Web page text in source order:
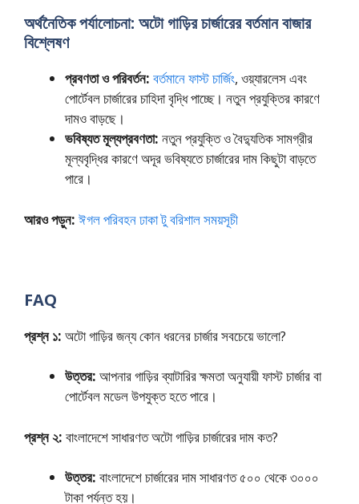
অর্থনৈতিক পর্যালোচনা: অটো গাড়ির চার্জারের বর্তমান বাজার
বিশ্লেষণ
প্রবণতা ও পরিবর্তন: বর্তমানে ফাস্ট চার্জিং, ওয়্যারলেস এবং
পোর্টেবল চার্জারের চাহিদা বৃদ্ধি পাচ্ছে। নতুন প্রযুক্তির কারণে
দামও বাড়ছে।
ভবিষ্যত মূল্যপ্রবণতা: নতুন প্রযুক্তি ও বৈদ্যুতিক সামগ্রীর
মূল্যবৃদ্ধির কারণে অদূর ভবিষ্যতে চার্জারের দাম কিছুটা বাড়তে
পারে।
আরও পড়ুন: ঈগল পরিবহন ঢাকা টু বরিশাল সময়সূচী
FAQ
প্রশ্ন ১: অটো গাড়ির জন্য কোন ধরনের চার্জার সবচেয়ে ভালো?
উত্তর: আপনার গাড়ির ব্যাটারির ক্ষমতা অনুযায়ী ফাস্ট চার্জার বা
পোর্টেবল মডেল উপযুক্ত হতে পারে।
প্রশ্ন ২: বাংলাদেশে সাধারণত অটো গাড়ির চার্জারের দাম কত?
উত্তর: বাংলাদেশে চার্জারের দাম সাধারণত ৫০০ থেকে ৩০০০
টাকা পর্যন্ত হয়।